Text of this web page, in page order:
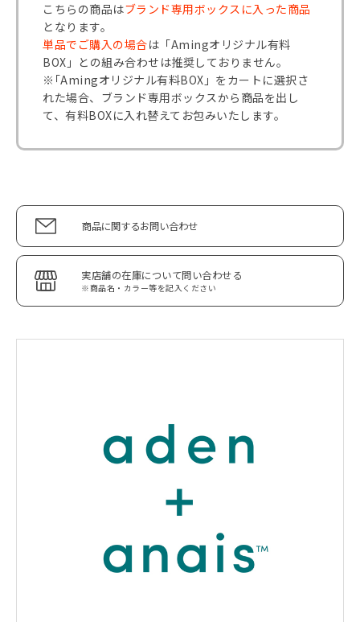
こちらの商品はブランド専用ボックスに入った商品
となります。
単品でご購入の場合は「Amingオリジナル有料
BOX」との組み合わせは推奨しておりません。
※｢Amingオリジナル有料BOX」をカートに選択さ
れた場合、ブランド専用ボックスから商品を出し
て、有料BOXに入れ替えてお包みいたします。
商品に関するお問い合わせ
実店舗の在庫について問い合わせる
※商品名・カラー等を記入ください